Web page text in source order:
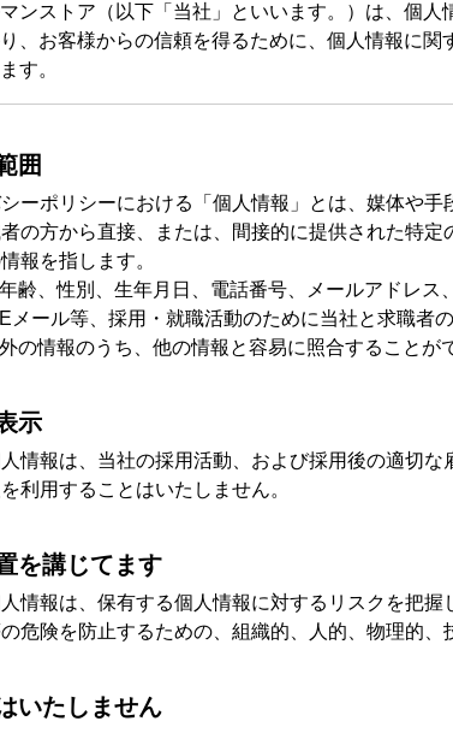
ンストア（以下「当社」といいます。）は、個
、お客様からの信頼を得るために、個人情報に
す。
囲
ーポリシーにおける「個人情報」とは、媒体や
の方から直接、または、間接的に提供された特
報を指します。
齢、性別、生年月日、電話番号、メールアドレ
メール等、採用・就職活動のために当社と求職者
外の情報のうち、他の情報と容易に照合すること
示
情報は、当社の採用活動、および採用後の適切
利用することはいたしません。
を講じてます
情報は、保有する個人情報に対するリスクを把
危険を防止するための、組織的、人的、物理的
いたしません